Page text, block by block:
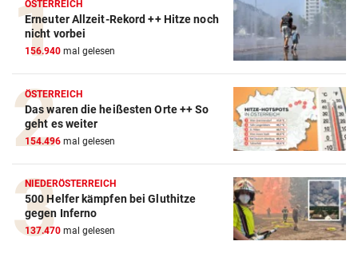
ÖSTERREICH
Erneuter Allzeit-Rekord ++ Hitze noch
nicht vorbei
156.940 mal gelesen
ÖSTERREICH
Das waren die heißesten Orte ++ So
geht es weiter
154.496 mal gelesen
NIEDERÖSTERREICH
500 Helfer kämpfen bei Gluthitze
gegen Inferno
137.470 mal gelesen
Action-Cam Vergleich
ZUM VERGLEICH
Crosstrainer Vergleich
ZUM VERGLEICH
E-Bike Vergleich
ZUM VERGLEICH
Elektro-Scooter Vergleich
ZUM VERGLEICH